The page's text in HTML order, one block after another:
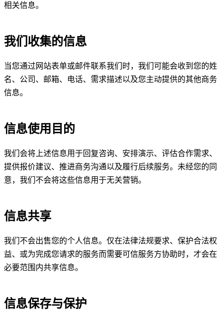
相关信息。
我们收集的信息
当您通过网站表单或邮件联系我们时，我们可能会收到您的姓
名、公司、邮箱、电话、需求描述以及您主动提供的其他商务
信息。
信息使用目的
我们会将上述信息用于回复咨询、安排演示、评估合作需求、
提供报价建议、推进商务沟通以及履行后续服务。未经您的同
意，我们不会将这些信息用于无关营销。
信息共享
我们不会出售您的个人信息。仅在法律法规要求、保护合法权
益、或为完成您请求的服务而需要可信服务方协助时，才会在
必要范围内共享信息。
信息保存与保护